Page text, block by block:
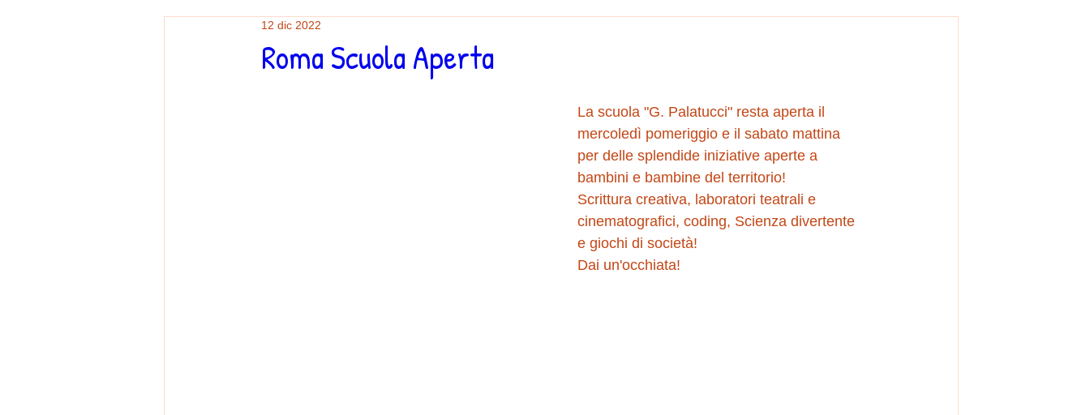
Roma Scuola Aperta
12 dic 2022
La scuola "G. Palatucci" resta aperta il
mercoledì pomeriggio e il sabato mattina
per delle splendide iniziative aperte a
bambini e bambine del territorio!
Scrittura creativa, laboratori teatrali e
cinematografici, coding, Scienza divertente
e giochi di società!
Dai un'occhiata!